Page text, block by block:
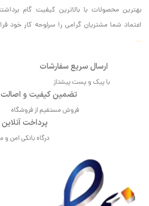
بهترین محصولات با بالاترین کیفیت گام
اعتماد شما مشتریان گرامی را سرلوحه کار خود
...
ارسال سریع سفارشات
با پیک و پست پیشتاز
تضمین کیفیت و اصالت
فروش مستقیم از فروشگاه
پرداخت آنلاین
درگاه بانکی امن و